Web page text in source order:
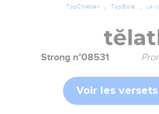
TopChrétien TopBible
Strong n°08531
Voir les